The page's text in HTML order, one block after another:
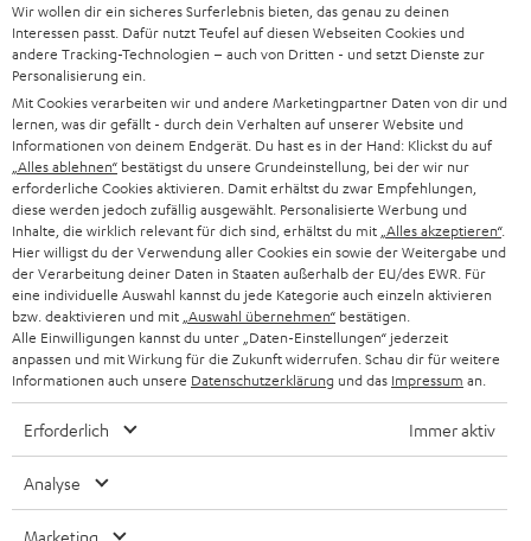
a
n
m
e
l
d
u
n
g
Kategorien
HEIMKINO
HEIMKINO-KOMPLETTANLAGEN
SOUNDBAR
HIFI-LAUTSPRECHER
SMART HOME
BLUETOOTH-LAUTSPRECHER
BLUETOOTH-KOPFHÖRER
Unternehmen
SUPPORT
KARRIERE
PRESSE & MARKETING
GESCHÄFTSKUNDEN
PARTNERPROGRAMM
BLOG
NEWSLETTER
Teufel Onlineshops
DEUTSCHLAND
ÖSTERREICH
NIEDERLANDE
Wir wollen dir ein sicheres Surferlebnis bieten, das genau zu deinen
Interessen passt. Dafür nutzt Teufel auf diesen Webseiten Cookies und
andere Tracking-Technologien – auch von Dritten - und setzt Dienste zur
Personalisierung ein.
Mit Cookies verarbeiten wir und andere Marketingpartner Daten von dir und
lernen, was dir gefällt - durch dein Verhalten auf unserer Website und
Informationen von deinem Endgerät. Du hast es in der Hand: Klickst du auf
„Alles ablehnen“ bestätigst du unsere Grundeinstellung, bei der wir nur
erforderliche Cookies aktivieren. Damit erhältst du zwar Empfehlungen,
diese werden jedoch zufällig ausgewählt. Personalisierte Werbung und
Inhalte, die wirklich relevant für dich sind, erhältst du mit „Alles akzeptieren“.
Hier willigst du der Verwendung aller Cookies ein sowie der Weitergabe und
der Verarbeitung deiner Daten in Staaten außerhalb der EU/des EWR. Für
eine individuelle Auswahl kannst du jede Kategorie auch einzeln aktivieren
bzw. deaktivieren und mit „Auswahl übernehmen“ bestätigen.
Alle Einwilligungen kannst du unter „Daten-Einstellungen“ jederzeit
anpassen und mit Wirkung für die Zukunft widerrufen. Schau dir für weitere
Informationen auch unsere Datenschutzerklärung und das Impressum an.
Erforderlich Immer aktiv
Analyse
Marketing